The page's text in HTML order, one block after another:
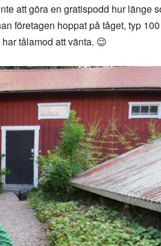
att göra en gratispodd hur länge
företagen hoppat på tåget, typ
tålamod att vänta. 😉